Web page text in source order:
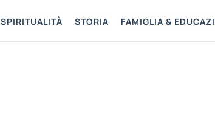
SPIRITUALITÀ STORIA FAMIGLIA &